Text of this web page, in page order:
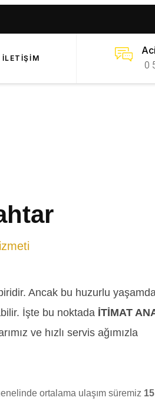
İLETIŞIM
0
Ancak bu huzurlu
İşte bu noktada İTİMAT
ve hızlı servis ağımızla
ortalama ulaşım süremiz 15